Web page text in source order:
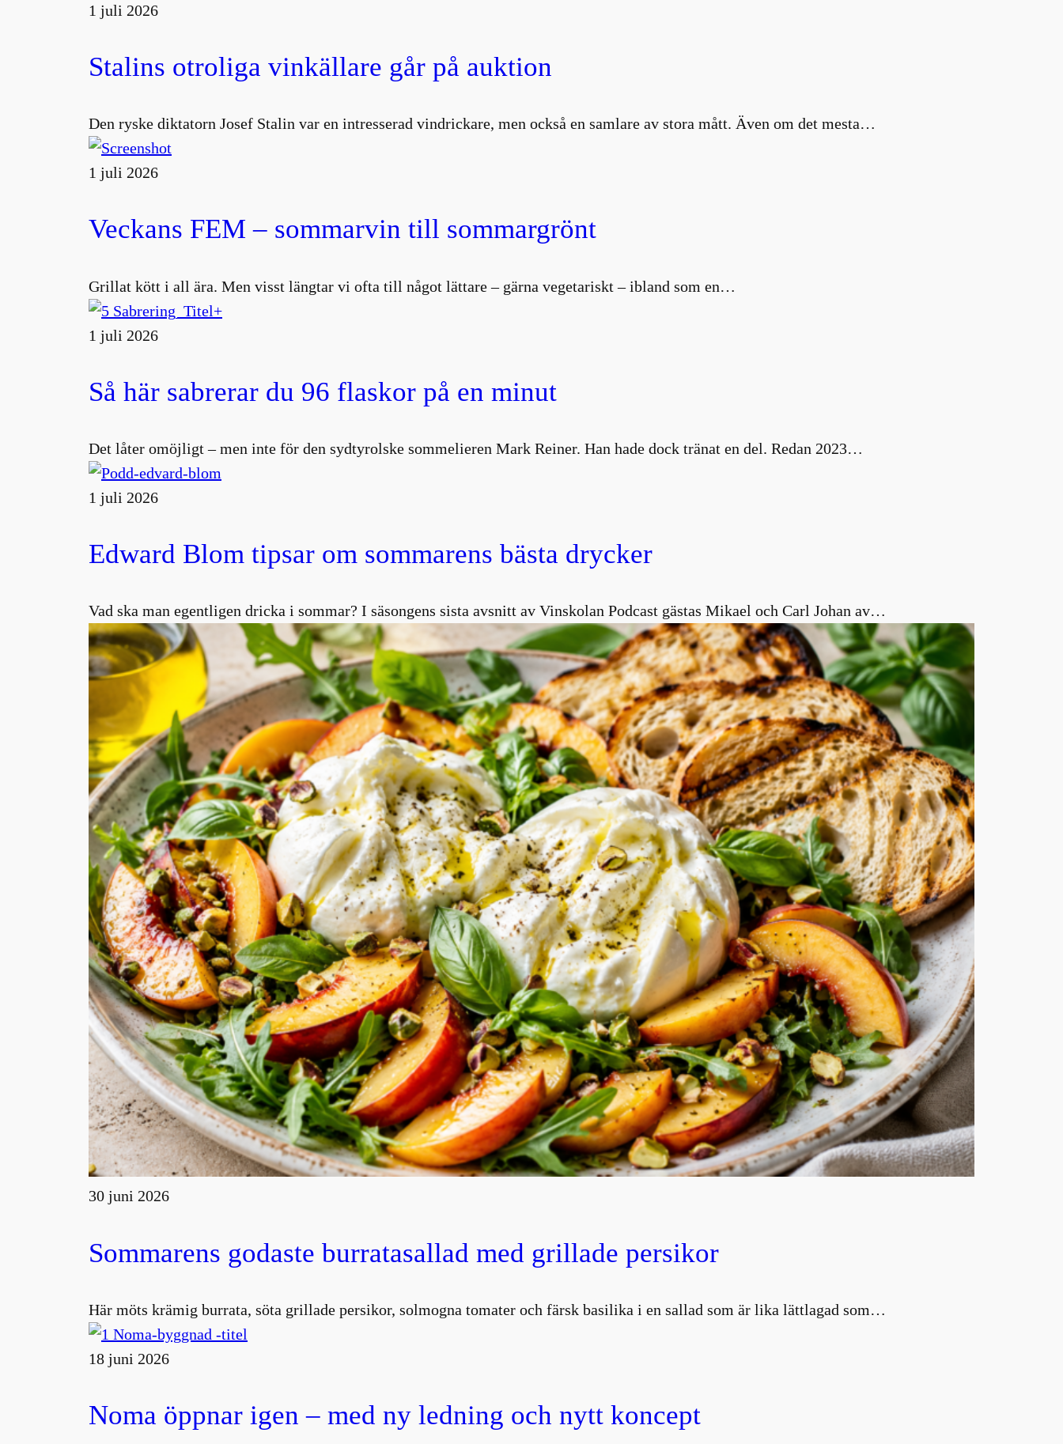
1 juli 2026
Stalins otroliga vinkällare går på auktion
Den ryske diktatorn Josef Stalin var en intresserad vindrickare, men också en samlare av stora mått. Även om det mesta…
1 juli 2026
Veckans FEM – sommarvin till sommargrönt
Grillat kött i all ära. Men visst längtar vi ofta till något lättare – gärna vegetariskt – ibland som en…
1 juli 2026
Så här sabrerar du 96 flaskor på en minut
Det låter omöjligt – men inte för den sydtyrolske sommelieren Mark Reiner. Han hade dock tränat en del. Redan 2023…
1 juli 2026
Edward Blom tipsar om sommarens bästa drycker
Vad ska man egentligen dricka i sommar? I säsongens sista avsnitt av Vinskolan Podcast gästas Mikael och Carl Johan av…
30 juni 2026
Sommarens godaste burratasallad med grillade persikor
Här möts krämig burrata, söta grillade persikor, solmogna tomater och färsk basilika i en sallad som är lika lättlagad som…
18 juni 2026
Noma öppnar igen – med ny ledning och nytt koncept